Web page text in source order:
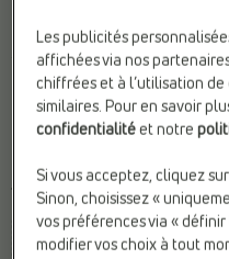
89,99 €
Couleur
Taille
36 37 38 39
Les publicités
affichées via nos
chiffrées et à l’utilisation
similaires. Pour en savoir
confidentialité et notre
Si vous acceptez, cliquez
Sinon, choisissez «
vos préférences via «
modifier vos choix à tout